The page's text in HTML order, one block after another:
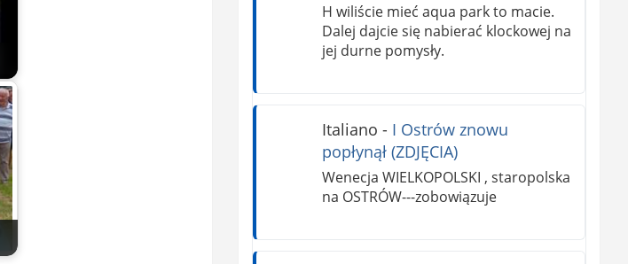
H wiliście mieć aqua park to macie.
Dalej dajcie się nabierać klockowej na
jej durne pomysły.
Italiano - I Ostrów znowu
popłynął (ZDJĘCIA)
Wenecja WIELKOPOLSKI , staropolska
na OSTRÓW---zobowiązuje